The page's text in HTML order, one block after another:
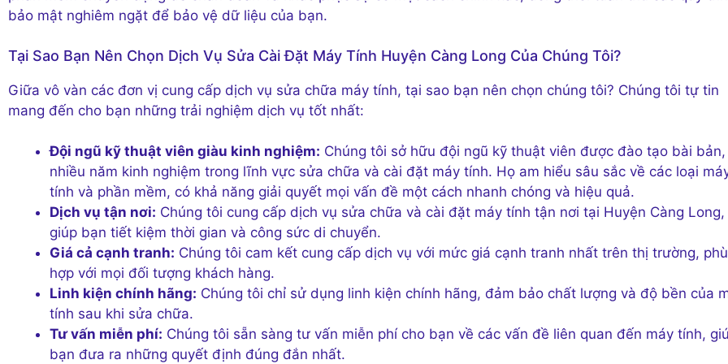
bảo mật nghiêm ngặt để bảo vệ dữ liệu của bạn.
Tại Sao Bạn Nên Chọn Dịch Vụ Sửa Cài Đặt Máy Tính Huyện Càng Long Của Chúng Tôi?
Giữa vô vàn các đơn vị cung cấp dịch vụ sửa chữa máy tính, tại sao bạn nên chọn chúng tôi? Chúng tôi tự tin
mang đến cho bạn những trải nghiệm dịch vụ tốt nhất:
Đội ngũ kỹ thuật viên giàu kinh nghiệm: Chúng tôi sở hữu đội ngũ kỹ thuật viên được đào tạo bài
nhiều năm kinh nghiệm trong lĩnh vực sửa chữa và cài đặt máy tính. Họ am hiểu sâu sắc về các loại
tính và phần mềm, có khả năng giải quyết mọi vấn đề một cách nhanh chóng và hiệu quả.
Dịch vụ tận nơi: Chúng tôi cung cấp dịch vụ sửa chữa và cài đặt máy tính tận nơi tại Huyện Càng Long,
giúp bạn tiết kiệm thời gian và công sức di chuyển.
Giá cả cạnh tranh: Chúng tôi cam kết cung cấp dịch vụ với mức giá cạnh tranh nhất trên thị trường, phù
hợp với mọi đối tượng khách hàng.
Linh kiện chính hãng: Chúng tôi chỉ sử dụng linh kiện chính hãng, đảm bảo chất lượng và độ bền của
tính sau khi sửa chữa.
Tư vấn miễn phí: Chúng tôi sẵn sàng tư vấn miễn phí cho bạn về các vấn đề liên quan đến máy tính,
bạn đưa ra những quyết định đúng đắn nhất.